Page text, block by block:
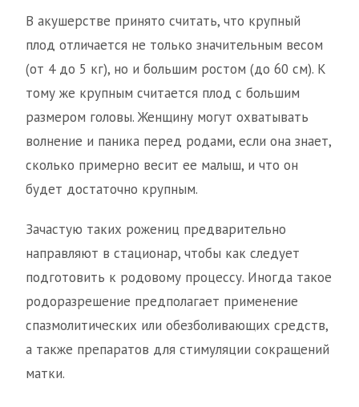
В акушерстве принято считать, что крупный
плод отличается не только значительным весом
(от 4 до 5 кг), но и большим ростом (до 60 см). К
тому же крупным считается плод с большим
размером головы. Женщину могут охватывать
волнение и паника перед родами, если она знает,
сколько примерно весит ее малыш, и что он
будет достаточно крупным.
Зачастую таких рожениц предварительно
направляют в стационар, чтобы как следует
подготовить к родовому процессу. Иногда такое
родоразрешение предполагает применение
спазмолитических или обезболивающих средств,
а также препаратов для стимуляции сокращений
матки.